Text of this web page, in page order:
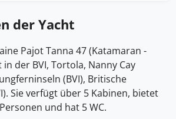
der Yacht
Pajot Tanna 47 (Katamaran -
der BVI, Tortola, Nanny Cay
(BVI), Britische
Sie verfügt über 5 Kabinen, bietet
und hat 5 WC.